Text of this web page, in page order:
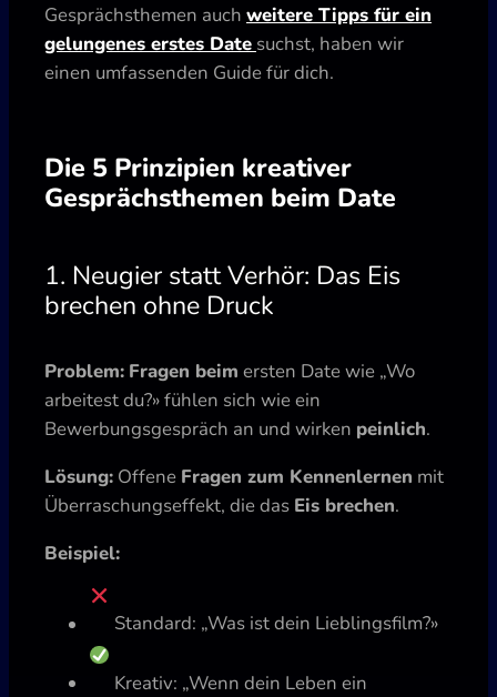
Gesprächsthemen auch weitere Tipps für ein
gelungenes erstes Date suchst, haben wir
einen umfassenden Guide für dich.
Die 5 Prinzipien kreativer
Gesprächsthemen beim Date
1. Neugier statt Verhör: Das Eis
brechen ohne Druck
Problem: Fragen beim ersten Date wie „Wo
arbeitest du?» fühlen sich wie ein
Bewerbungsgespräch an und wirken peinlich.
Lösung: Offene Fragen zum Kennenlernen mit
Überraschungseffekt, die das Eis brechen.
Beispiel:
Standard: „Was ist dein Lieblingsfilm?»
Kreativ: „Wenn dein Leben ein